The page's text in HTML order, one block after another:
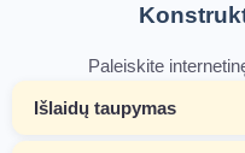
Paleiskite
Išlaidų taupymas